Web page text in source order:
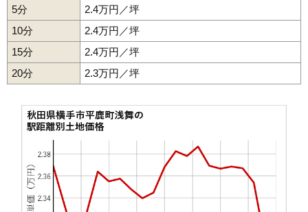
41 十文字町佐賀会 3.7万円
42 赤川 3.5万円
43 3.4万円
44 赤坂 3.2万円 337万円 -6.4%
十文字町十五野
46 大沢 2.8万円
210万円
49 杉目 2.1万円 175万円
50 十文字町睦合 2.0万円 180万円
5分
2.4万円／坪
10分
2.4万円／坪
15分
2.4万円／坪
20分
2.3万円／坪